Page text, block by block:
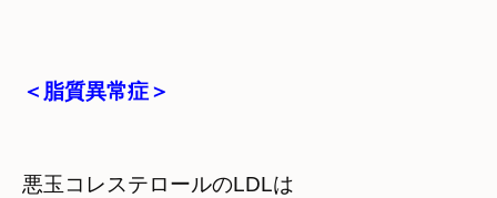
＜脂質異常症＞
悪玉コレステロールのLDLは